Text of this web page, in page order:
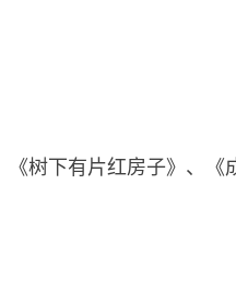
树下有片红房子》、《